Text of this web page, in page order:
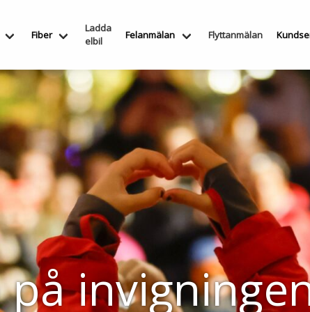
Fiber
Ladda
elbil
Felanmälan Flyttanmälan